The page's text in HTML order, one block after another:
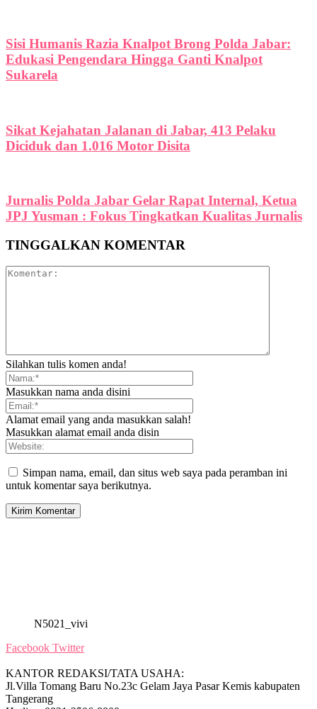
Sisi Humanis Razia Knalpot Brong Polda Jabar:
Edukasi Pengendara Hingga Ganti Knalpot
Sukarela
Sikat Kejahatan Jalanan di Jabar, 413 Pelaku
Diciduk dan 1.016 Motor Disita
Jurnalis Polda Jabar Gelar Rapat Internal, Ketua
JPJ Yusman : Fokus Tingkatkan Kualitas Jurnalis
TINGGALKAN KOMENTAR
Silahkan tulis komen anda!
Masukkan nama anda disini
Alamat email yang anda masukkan salah!
Masukkan alamat email anda disin
Simpan nama, email, dan situs web saya pada peramban ini
untuk komentar saya berikutnya.
N5021_vivi
Facebook Twitter
KANTOR REDAKSI/TATA USAHA:
Jl.Villa Tomang Baru No.23c Gelam Jaya Pasar Kemis kabupaten
Tangerang